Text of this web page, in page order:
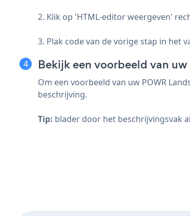
2. Klik op 'HTML-editor weergeven'
3. Plak code van de vorige stap in het
Bekijk een voorbeeld van
Om een voorbeeld van uw POWR
beschrijving.
Tip: blader door het beschrijvingsvak